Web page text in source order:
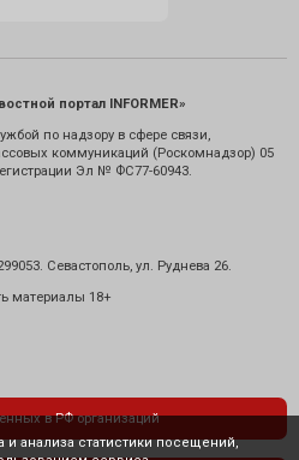
портал INFORMER»
по надзору в сфере связи,
коммуникаций (Роскомнадзор) 05
Эл № ФС77-60943.
Севастополь, ул. Руднева 26.
материалы 18+
в РФ организаций
и анализа статистики посещений,